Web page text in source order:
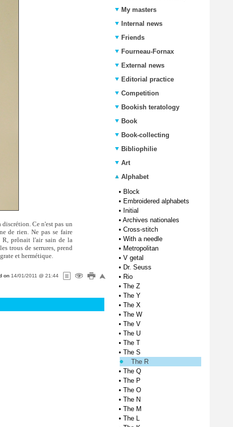
Ce n'est pas un
de rien. Ne pas se faire
R, prônait l'air sain de la
trous de serrures, prend
et hermétique.
on 14/01/2011 @ 21:44
My masters
Internal news
Friends
Fourneau-Fornax
External news
Editorial practice
Competition
Bookish teratology
Book
Book-collecting
Bibliophilie
Art
Alphabet
• Block
• Embroidered alphabets
• Initial
• Archives nationales
• Cross-stitch
• With a needle
• Metropolitan
• V getal
• Dr. Seuss
• Rio
• The Z
• The Y
• The X
• The W
• The V
• The U
• The T
• The S
The R
• The Q
• The P
• The O
• The N
• The M
• The L